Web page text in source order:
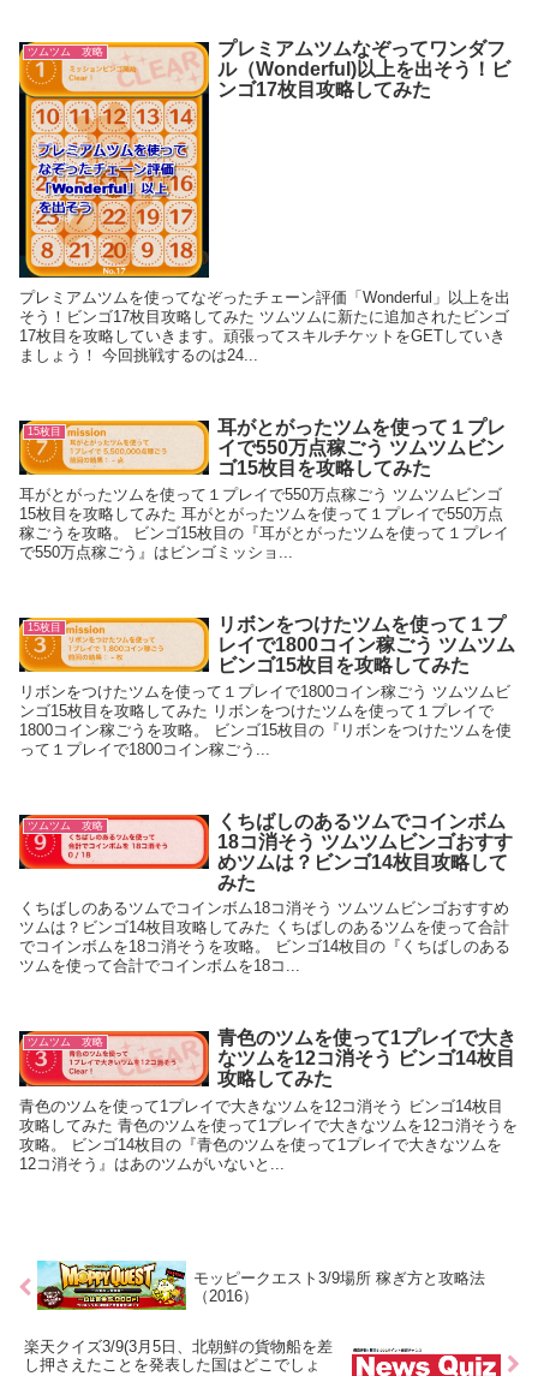
ツムツム 攻略
プレミアムツムなぞってワンダフ
ル（Wonderful)以上を出そう！ビ
ンゴ17枚目攻略してみた
プレミアムツムを使ってなぞったチェーン評価「Wonderful」以上を出
そう！ビンゴ17枚目攻略してみた ツムツムに新たに追加されたビンゴ
17枚目を攻略していきます。頑張ってスキルチケットをGETしていき
ましょう！ 今回挑戦するのは24...
15枚目
耳がとがったツムを使って１プレ
イで550万点稼ごう ツムツムビン
ゴ15枚目を攻略してみた
耳がとがったツムを使って１プレイで550万点稼ごう ツムツムビンゴ
15枚目を攻略してみた 耳がとがったツムを使って１プレイで550万点
稼ごうを攻略。 ビンゴ15枚目の『耳がとがったツムを使って１プレイ
で550万点稼ごう』はビンゴミッショ...
15枚目
リボンをつけたツムを使って１プ
レイで1800コイン稼ごう ツムツム
ビンゴ15枚目を攻略してみた
リボンをつけたツムを使って１プレイで1800コイン稼ごう ツムツムビ
ンゴ15枚目を攻略してみた リボンをつけたツムを使って１プレイで
1800コイン稼ごうを攻略。 ビンゴ15枚目の『リボンをつけたツムを使
って１プレイで1800コイン稼ごう...
ツムツム 攻略
くちばしのあるツムでコインボム
18コ消そう ツムツムビンゴおすす
めツムは？ビンゴ14枚目攻略して
みた
くちばしのあるツムでコインボム18コ消そう ツムツムビンゴおすすめ
ツムは？ビンゴ14枚目攻略してみた くちばしのあるツムを使って合計
でコインボムを18コ消そうを攻略。 ビンゴ14枚目の『くちばしのある
ツムを使って合計でコインボムを18コ...
ツムツム 攻略
青色のツムを使って1プレイで大き
なツムを12コ消そう ビンゴ14枚目
攻略してみた
青色のツムを使って1プレイで大きなツムを12コ消そう ビンゴ14枚目
攻略してみた 青色のツムを使って1プレイで大きなツムを12コ消そうを
攻略。 ビンゴ14枚目の『青色のツムを使って1プレイで大きなツムを
12コ消そう』はあのツムがいないと...
モッピークエスト3/9場所 稼ぎ方と攻略法
（2016）
楽天クイズ3/9(3月5日、北朝鮮の貨物船を差
し押さえたことを発表した国はどこでしょ